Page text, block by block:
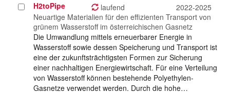
Projekt
auswählen
H2toPipe laufend
2022-2025
Neuartige Materialien für den effizienten Transport von
grünem Wasserstoff im österreichischen Gasnetz
Die Umwandlung mittels erneuerbarer Energie in
Wasserstoff sowie dessen Speicherung und Transport ist
eine der zukunftsträchtigsten Formen zur Sicherung
einer nachhaltigen Energiewirtschaft. Für eine Verteilung
von Wasserstoff können bestehende Polyethylen-
Gasnetze verwendet werden. Durch die hohe…